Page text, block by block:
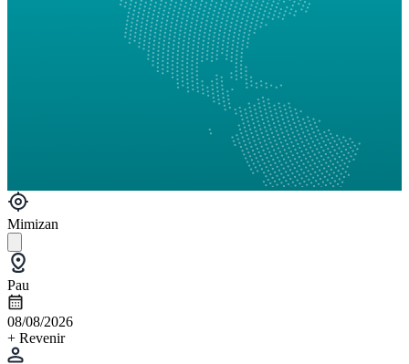
Mimizan
Pau
08/08/2026
+ Revenir